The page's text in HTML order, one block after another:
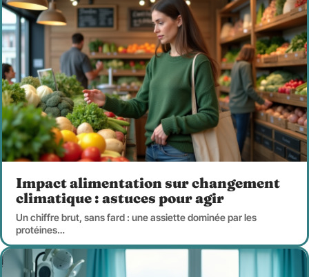
Impact alimentation sur changement
climatique : astuces pour agir
Un chiffre brut, sans fard : une assiette dominée par les
protéines…